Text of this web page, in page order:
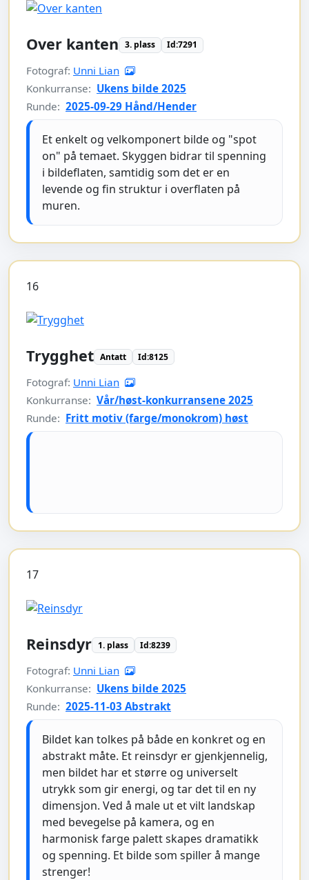
Over kanten 3. plass Id:7291
Fotograf: Unni Lian
Konkurranse: Ukens bilde 2025
Runde: 2025-09-29 Hånd/Hender
Et enkelt og velkomponert bilde og "spot
on" på temaet. Skyggen bidrar til spenning
i bildeflaten, samtidig som det er en
levende og fin struktur i overflaten på
muren.
16
Trygghet Antatt Id:8125
Fotograf: Unni Lian
Konkurranse: Vår/høst-konkurransene 2025
Runde: Fritt motiv (farge/monokrom) høst
17
Reinsdyr 1. plass Id:8239
Fotograf: Unni Lian
Konkurranse: Ukens bilde 2025
Runde: 2025-11-03 Abstrakt
Bildet kan tolkes på både en konkret og en
abstrakt måte. Et reinsdyr er gjenkjennelig,
men bildet har et større og universelt
utrykk som gir energi, og tar det til en ny
dimensjon. Ved å male ut et vilt landskap
med bevegelse på kamera, og en
harmonisk farge palett skapes dramatikk
og spenning. Et bilde som spiller å mange
strenger!